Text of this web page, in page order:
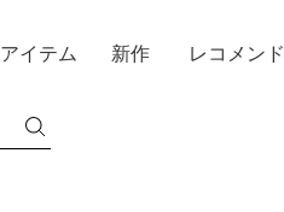
アイテム 新作 レコメンド